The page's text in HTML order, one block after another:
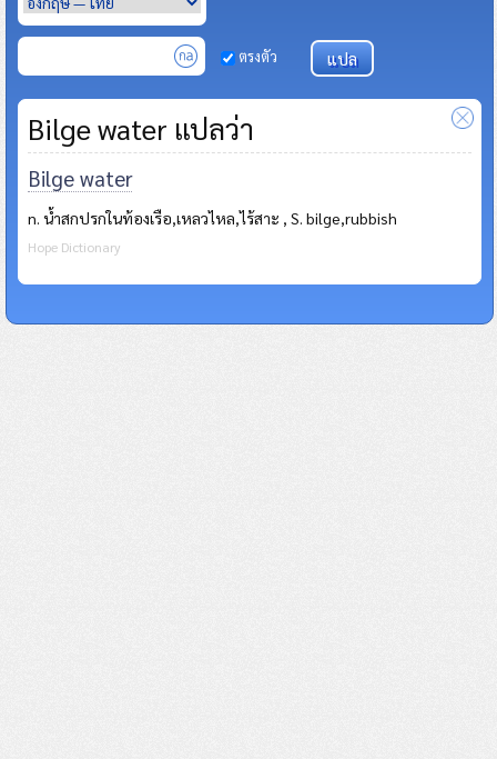
ตรงตัว
Bilge water แปลว่า
Bilge water
n. น้ำสกปรกในท้องเรือ,เหลวไหล,ไร้สาะ , S. bilge,rubbish
Hope Dictionary